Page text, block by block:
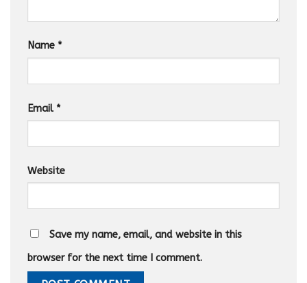
Name *
Email *
Website
Save my name, email, and website in this
browser for the next time I comment.